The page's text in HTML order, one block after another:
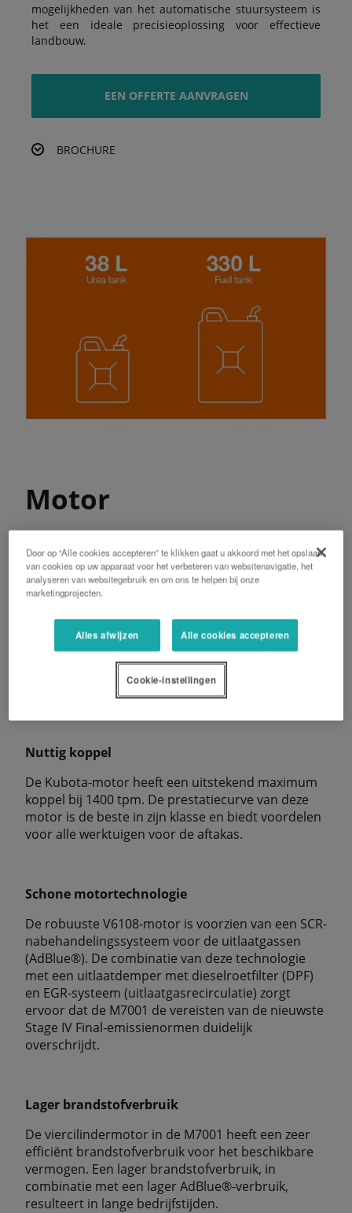
mogelijkheden van het automatische stuursysteem is
het een ideale precisieoplossing voor effectieve
landbouw.
EEN OFFERTE AANVRAGEN
BROCHURE
Motor
De 6,1-liter dieselmotoren van Kubota met 4
kleppen per cilinder hebben een lange zuigerslag.
Het E-CDIS (Centraal direct Injectiesysteem) biedt
brandstofverbruik, en minder geluid en trillingen.
Het common-rail systeem (CRS) regelt de
injectietiming en de hoeveelheid brandstof die in
stadia onder hoge druk wordt ingespoten voor
een optimale verbranding.
Nuttig koppel
De Kubota-motor heeft een uitstekend maximum
koppel bij 1400 tpm. De prestatiecurve van deze
motor is de beste in zijn klasse en biedt voordelen
voor alle werktuigen voor de aftakas.
Schone motortechnologie
De robuuste V6108-motor is voorzien van een SCR-
nabehandelingssysteem voor de uitlaatgassen
(AdBlue®). De combinatie van deze technologie
met een uitlaatdemper met dieselroetfilter (DPF)
en EGR-systeem (uitlaatgasrecirculatie) zorgt
ervoor dat de M7001 de vereisten van de nieuwste
Stage IV Final-emissienormen duidelijk
overschrijdt.
Lager brandstofverbruik
De viercilindermotor in de M7001 heeft een zeer
efficiënt brandstofverbruik voor het beschikbare
vermogen. Een lager brandstofverbruik, in
combinatie met een lager AdBlue®-verbruik,
resulteert in lange bedrijfstijden.
Door op “Alle cookies accepteren” te klikken gaat u akkoord met het opslaan
van cookies op uw apparaat voor het verbeteren van websitenavigatie, het
analyseren van websitegebruik en om ons te helpen bij onze
marketingprojecten.
Alles afwijzen Alle cookies accepteren
Cookie-instellingen